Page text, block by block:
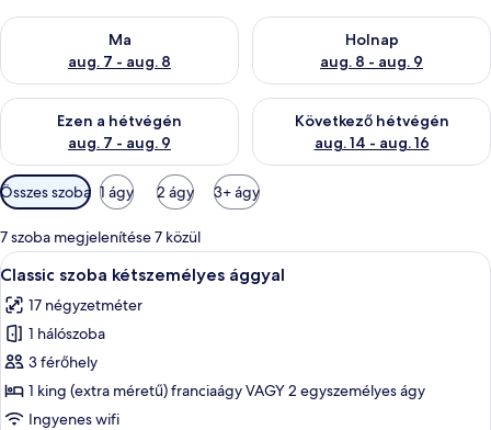
Ma
aug. 7 - aug. 8
A ma esti rendelkezésre állás ellenőrzése: aug. 7 - aug. 8
Holnap
aug. 8 - aug. 9
A holnapi rendelkezésre állás
Ezen a hétvégén
aug. 7 - aug. 9
A mostani hétvégi rendelkezésre állás ellenőrzése: aug. 7 -
Következő hétvégén
aug. 14 - aug. 16
A következő hétvégi
Szobákhoz
rendelkezésre
álló
szűrők
Összes szoba 1 ágy 2 ágy 3+ ágy
7 szoba megjelenítése 7 közül
A
következő
szoba
összes
képének
megtekintése:
Classic
Egy hálószoba, amelyben van egy
5
Classic szoba kétszemélyes ággyal
17 négyzetméter
1 hálószoba
3 férőhely
1 king (extra méretű) franciaágy VAGY 2 egyszemélyes ágy
Ingyenes wifi